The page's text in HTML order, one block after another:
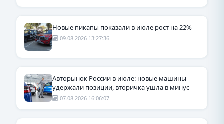
Новые пикапы показали в июле рост на 22%
09.08.2026 13:27:36
Авторынок России в июле: новые машины
удержали позиции, вторичка ушла в минус
07.08.2026 16:06:07